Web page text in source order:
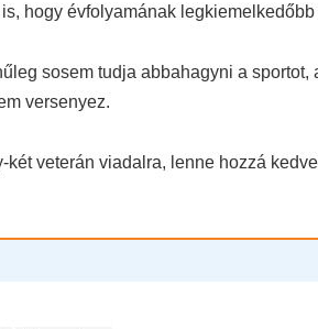
hogy évfolyamának
sosem tudja abbahagyni a sportot,
versenyez.
két veterán viadalra, lenne hozzá